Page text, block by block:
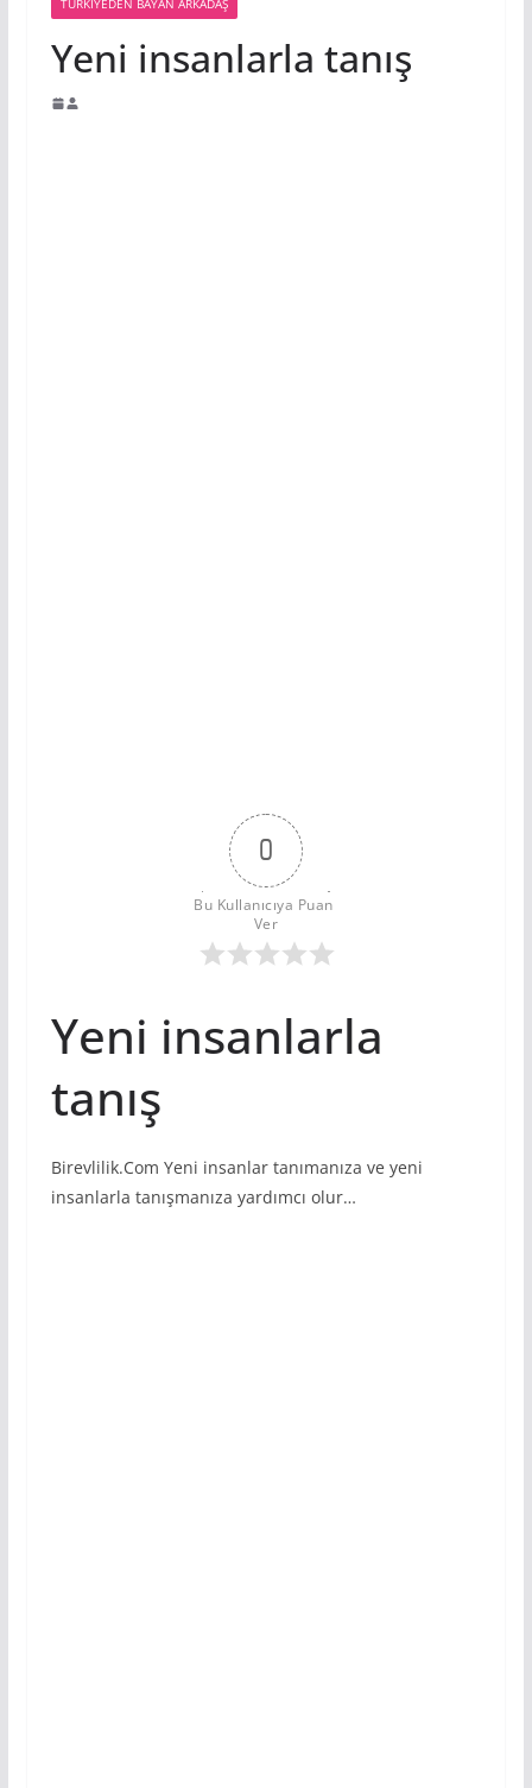
Yeni insanlarla tanış
0
Bu Kullanıcıya Puan
Ver
Yeni insanlarla
tanış
Birevlilik.Com Yeni insanlar tanımanıza ve yeni
insanlarla tanışmanıza yardımcı olur…